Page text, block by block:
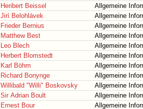
Heribert Beissel
Allgemeine
Jirí Belohlávek
Allgemeine
Frieder Bernius
Allgemeine
Matthew Best
Allgemeine
Leo Blech
Allgemeine
Herbert Blomstedt
Allgemeine
Karl Böhm
Allgemeine
Richard Bonynge
Allgemeine
Willibald "Willi" Boskovsky
Allgemeine
Sir Adrian Boult
Allgemeine
Ernest Bour
Allgemeine